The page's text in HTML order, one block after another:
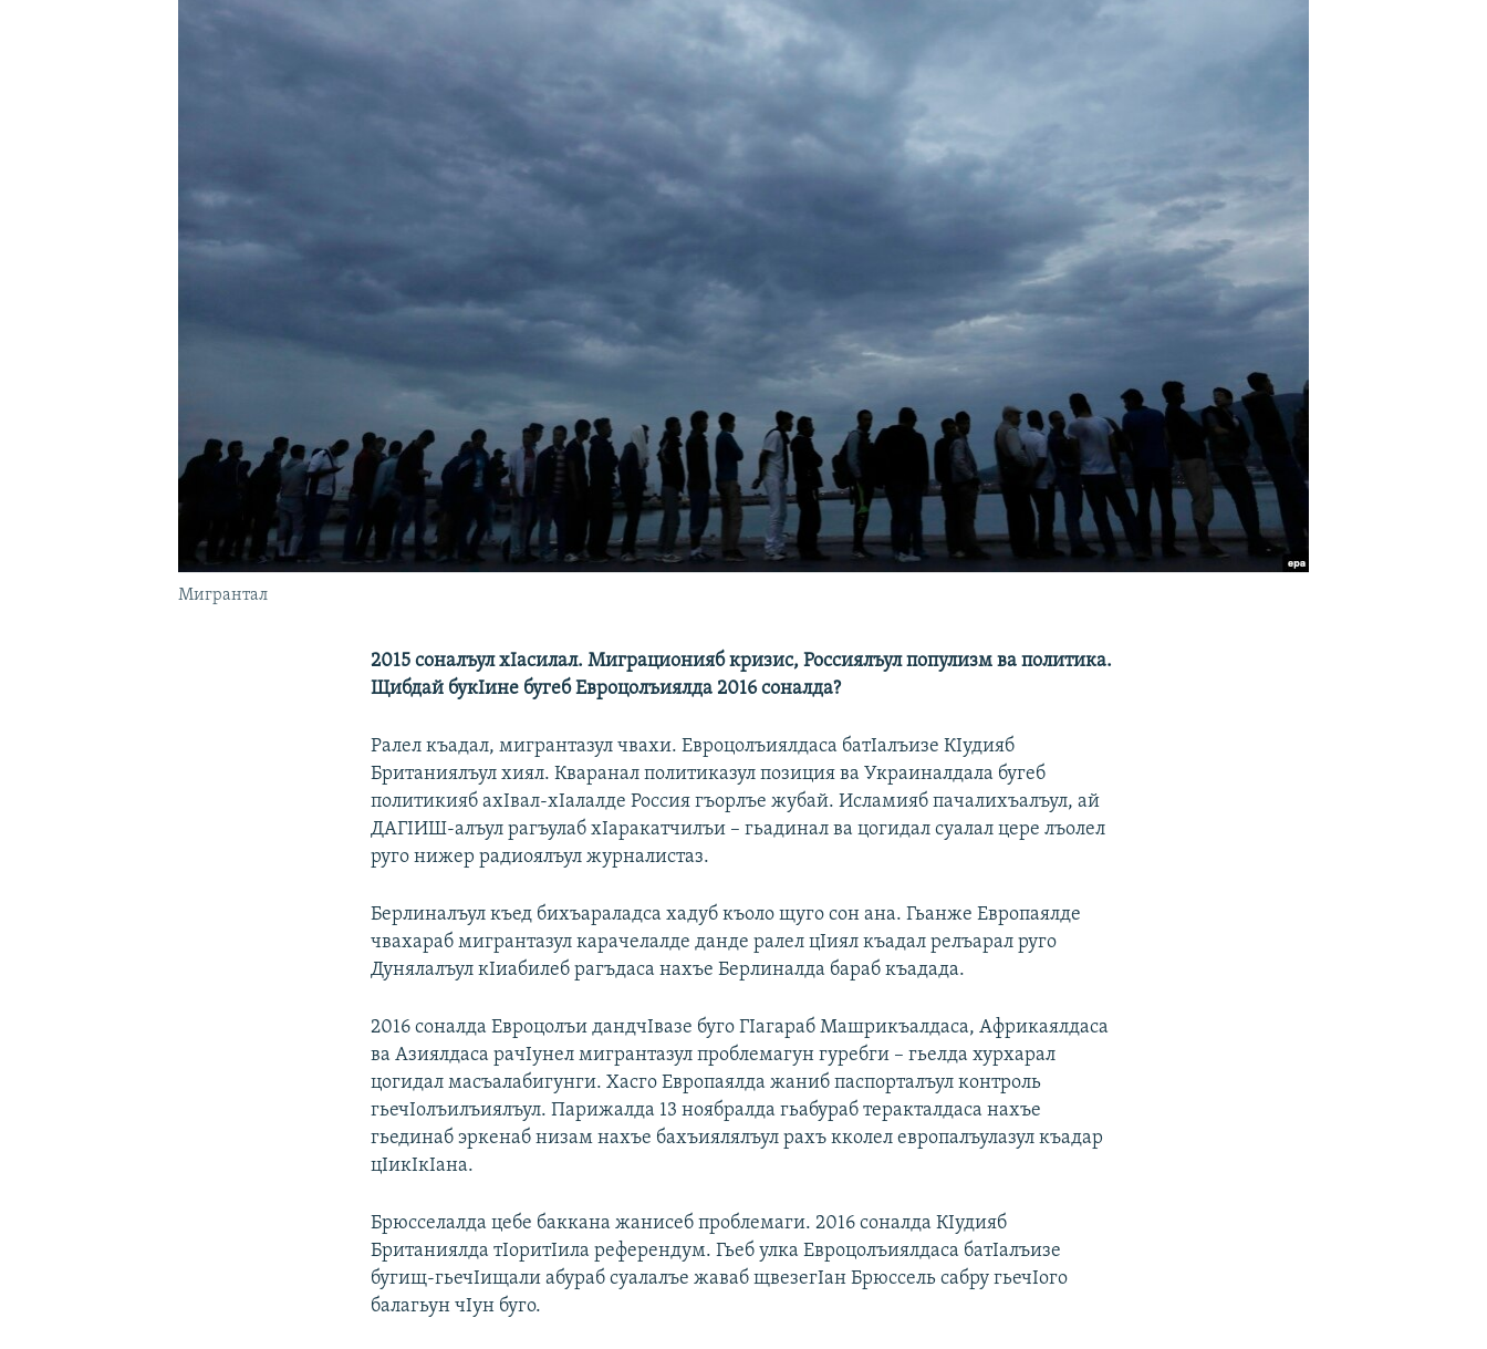
Мигрантал
2015 соналъул хIасилал. Миграционияб кризис, Россиялъул популизм ва политика.
Щибдай букIине бугеб Евроцолъиялда 2016 соналда?
Ралел къадал, мигрантазул чвахи. Евроцолъиялдаса батIалъизе КIудияб
Британиялъул хиял. Кваранал политиказул позиция ва Украиналдала бугеб
политикияб ахIвал-хIалалде Россия гъорлъе жубай. Исламияб пачалихъалъул, ай
ДАГIИШ-алъул рагъулаб хIаракатчилъи – гьадинал ва цогидал суалал цере лъолел
руго нижер радиоялъул журналистаз.
Берлиналъул къед бихъараладса хадуб къоло щуго сон ана. Гьанже Европаялде
чвахараб мигрантазул карачелалде данде ралел цIиял къадал релъарал руго
Дунялалъул кIиабилеб рагъдаса нахъе Берлиналда бараб къадада.
2016 соналда Евроцолъи дандчIвазе буго ГIагараб Машрикъалдаса, Африкаялдаса
ва Азиялдаса рачIунел мигрантазул проблемагун гуребги – гьелда хурхарал
цогидал масъалабигунги. Хасго Европаялда жаниб паспорталъул контроль
гьечIолъилъиялъул. Парижалда 13 ноябралда гьабураб теракталдаса нахъе
гьединаб эркенаб низам нахъе бахъиялялъул рахъ кколел европалъулазул къадар
цIикIкIана.
Брюсселалда цебе баккана жанисеб проблемаги. 2016 соналда КIудияб
Британиялда тIоритIила референдум. Гьеб улка Евроцолъиялдаса батIалъизе
бугищ-гьечIищали абураб суалалъе жаваб щвезегIан Брюссель сабру гьечIого
балагьун чIун буго.